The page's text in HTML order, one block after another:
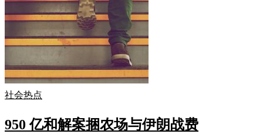
社会热点
950 亿和解案捆农场与伊朗战费